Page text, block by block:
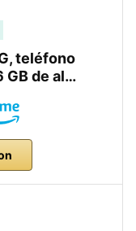
teléfono
GB de al…